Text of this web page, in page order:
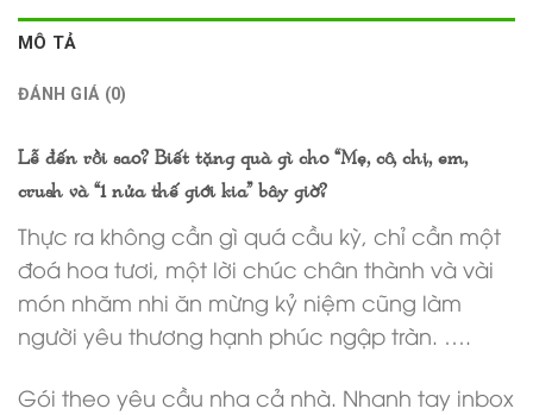
MÔ TẢ
ĐÁNH GIÁ (0)
Lễ đến rồi sao? Biết tặng quà gì cho “Mẹ, cô, chị, em,
crush và “1 nửa thế giới kia” bây giờ?
Thực ra không cần gì quá cầu kỳ, chỉ cần một
đoá hoa tươi, một lời chúc chân thành và vài
món nhăm nhi ăn mừng kỷ niệm cũng làm
người yêu thương hạnh phúc ngập tràn. ….
Gói theo yêu cầu nha cả nhà. Nhanh tay inbox